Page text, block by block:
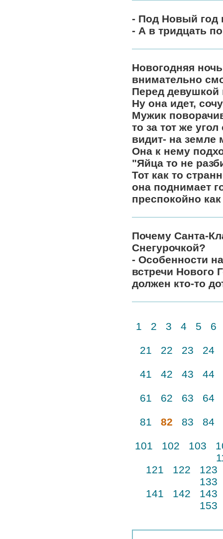
- Под Новый год
- А в тридцать
Новогодняя
внимательно
Перед девушкой
Ну она идет,
Мужик
то за тот же
видит- на земле
Она к нему
"Яйца то не
Тот как то
она поднимает
преспокойно
Почему Санта-
Снегурочкой?
- Особенности
встречи Нового
должен кто-то
1 2 3 4 5 6
21 22 23 24
41 42 43 44
61 62 63 64
81 82 83 84
101 102 103
121
122
123
133
141
142
143
153